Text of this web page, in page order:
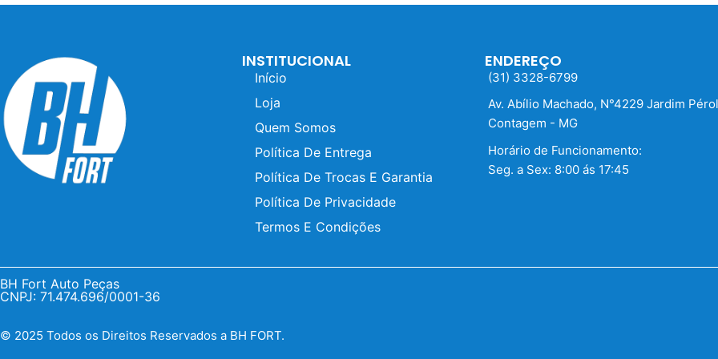
INSTITUCIONAL
Início
Loja
Quem Somos
Política De Entrega
Política De Trocas E Garantia
Política De Privacidade
Termos E Condições
ENDEREÇO
(31) 3328-6799
Av. Abílio Machado, N°4229 Jardim
Contagem - MG
Horário de Funcionamento:
Seg. a Sex: 8:00 ás 17:45
BH Fort Auto Peças
CNPJ: 71.474.696/0001-36
© 2025 Todos os Direitos Reservados a BH FORT.